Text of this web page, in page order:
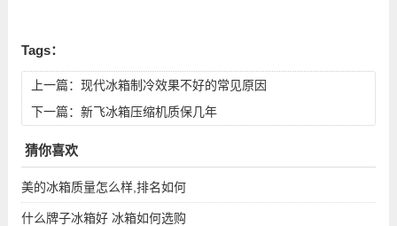
Tags：
上一篇： 现代冰箱制冷效果不好的常见原因
下一篇： 新飞冰箱压缩机质保几年
猜你喜欢
美的冰箱质量怎么样,排名如何
什么牌子冰箱好 冰箱如何选购